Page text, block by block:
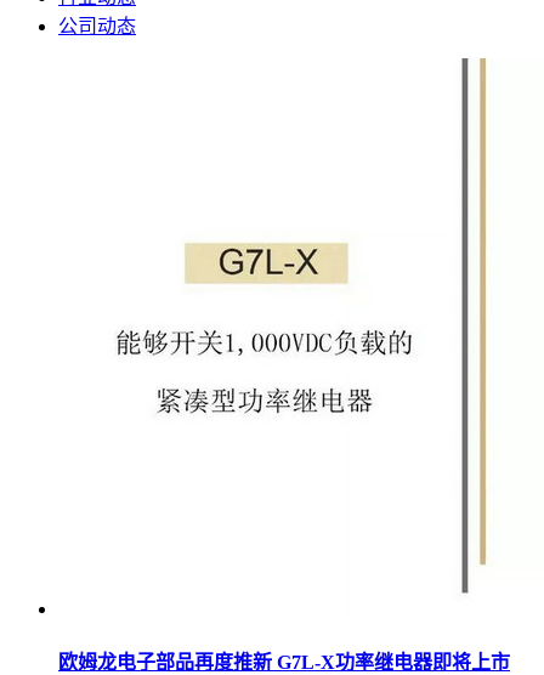
公司动态
欧姆龙电子部品再度推新 G7L-X功率继电器即将上市